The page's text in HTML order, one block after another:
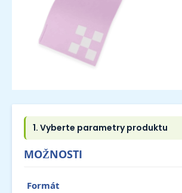
MOŽNOSTI
Formát